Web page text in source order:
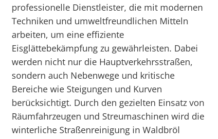
professionelle Dienstleister, die mit modernen
Techniken und umweltfreundlichen Mitteln
arbeiten, um eine effiziente
Eisglättebekämpfung zu gewährleisten. Dabei
werden nicht nur die Hauptverkehrsstraßen,
sondern auch Nebenwege und kritische
Bereiche wie Steigungen und Kurven
berücksichtigt. Durch den gezielten Einsatz von
Räumfahrzeugen und Streumaschinen wird die
winterliche Straßenreinigung in Waldbröl